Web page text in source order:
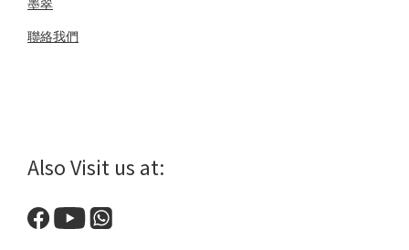
聯絡我們
Also Visit us at: